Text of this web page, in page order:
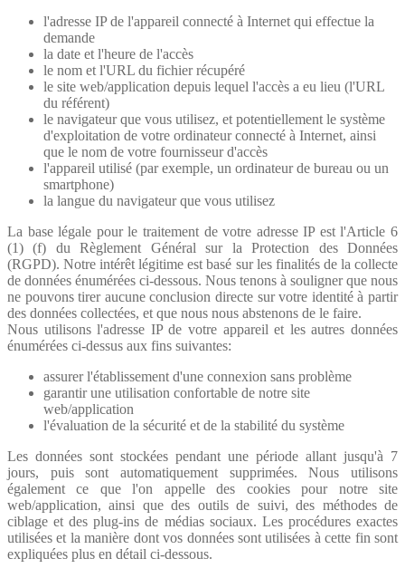
l'adresse IP de l'appareil connecté à Internet qui effectue la
demande
la date et l'heure de l'accès
le nom et l'URL du fichier récupéré
le site web/application depuis lequel l'accès a eu lieu (l'URL
du référent)
le navigateur que vous utilisez, et potentiellement le système
d'exploitation de votre ordinateur connecté à Internet, ainsi
que le nom de votre fournisseur d'accès
l'appareil utilisé (par exemple, un ordinateur de bureau ou un
smartphone)
la langue du navigateur que vous utilisez
La base légale pour le traitement de votre adresse IP est l'Article 6
(1) (f) du Règlement Général sur la Protection des Données
(RGPD). Notre intérêt légitime est basé sur les finalités de la collecte
de données énumérées ci-dessous. Nous tenons à souligner que nous
ne pouvons tirer aucune conclusion directe sur votre identité à partir
des données collectées, et que nous nous abstenons de le faire.
Nous utilisons l'adresse IP de votre appareil et les autres données
énumérées ci-dessus aux fins suivantes:
assurer l'établissement d'une connexion sans problème
garantir une utilisation confortable de notre site
web/application
l'évaluation de la sécurité et de la stabilité du système
Les données sont stockées pendant une période allant jusqu'à 7
jours, puis sont automatiquement supprimées. Nous utilisons
également ce que l'on appelle des cookies pour notre site
web/application, ainsi que des outils de suivi, des méthodes de
ciblage et des plug-ins de médias sociaux. Les procédures exactes
utilisées et la manière dont vos données sont utilisées à cette fin sont
expliquées plus en détail ci-dessous.